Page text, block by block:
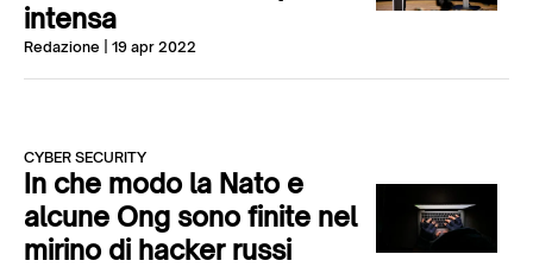
intensa
Redazione | 19 apr 2022
CYBER SECURITY
In che modo la Nato e
alcune Ong sono finite nel
mirino di hacker russi